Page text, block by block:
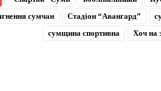
сумчан
Стадіон “Авангард”
сумщина спортивна
Хоч на